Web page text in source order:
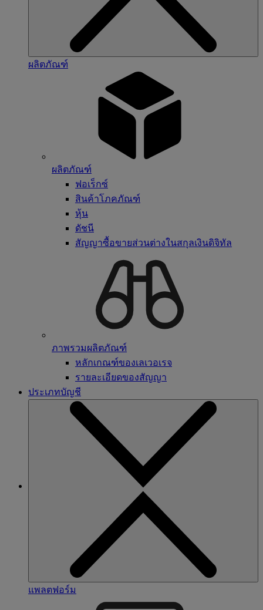
ผลิตภัณฑ์
ผลิตภัณฑ์
ฟอเร็กซ์
สินค้าโภคภัณฑ์
หุ้น
ดัชนี
สัญญาซื้อขายส่วนต่างในสกุลเงินดิจิทัล
ภาพรวมผลิตภัณฑ์
หลักเกณฑ์ของเลเวอเรจ
รายละเอียดของสัญญา
ประเภทบัญชี
แพลตฟอร์ม